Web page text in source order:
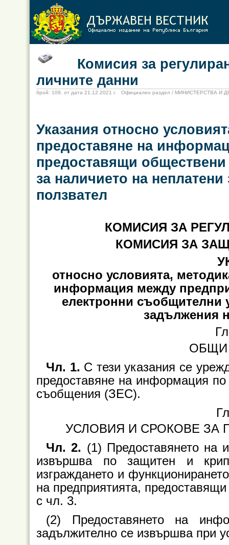
Комисия за регулиране
личните данни
брой: 109, от дата 21.12.2021 г. Официален раздел / МИНИСТЕРСТВА И
Указания относно
предоставяне на
предоставящи
за наличието на
ползвател
КОМИСИЯ ЗА
КОМИСИЯ ЗА
относно условията,
информация между
електронни съобщителни
задължения
ОБЩИ
Чл. 1. С тези указания се
предоставяне на информация
съобщения (ЗЕС).
УСЛОВИЯ И СРОКОВЕ ЗА
Чл. 2. (1) Предоставянето
извършва по защитен и
изграждането и
на предприятията,
с чл. 3.
(2) Предоставянето на
задължително се извършва при